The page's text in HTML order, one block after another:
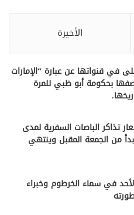
الأخيرة
في قنواتها عن عبارة “الإمارات
بحكومة أبو ظبي للمرة
تذاكر الباصات السفرية لمدى
من الجمعة المقبل وينتهي
في سماء الخرطوم وخبراء